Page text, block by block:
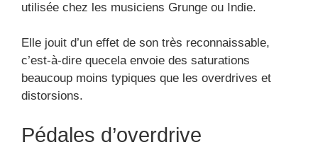
utilisée chez les musiciens Grunge ou Indie.
Elle jouit d’un effet de son très reconnaissable,
c’est-à-dire quecela envoie des saturations
beaucoup moins typiques que les overdrives et
distorsions.
Pédales d’overdrive